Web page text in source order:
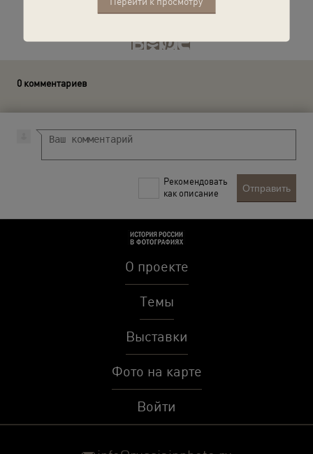
Расскажите друзьям об этом фото
0 комментариев
Рекомендовать
как описание
Отправить
О проекте
Темы
Выставки
Фото на карте
Войти